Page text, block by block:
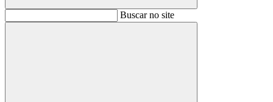
BuscarBuscar no site